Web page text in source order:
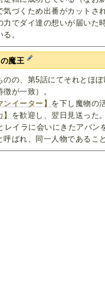
づくため出番がカットさ
力でダイ達の想いが届いた
。
魔王
のの、第5話にてそれとほ
が一致）。
ンイーター】 を下し魔物の
】 を歓迎し、翌日見送った。
イラに会いにきたアバン
ばれ、同一人物であるこ